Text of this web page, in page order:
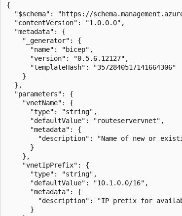
{
"$schema": "https://
  "contentVersion": "1.0.0.0",
  "metadata": {
    "_generator": {
      "name": "bicep",
      "version": "0.5.6.12127",
      "templateHash": "3572840517141664306"
    }
  },
  "parameters": {
    "vnetName": {
      "type": "string",
      "defaultValue": "routeservervnet",
      "metadata": {
"description": "Name of new or
      }
    },
    "vnetIpPrefix": {
      "type": "string",
      "defaultValue": "10.1.0.0/16",
      "metadata": {
"description": "IP prefix for
      }